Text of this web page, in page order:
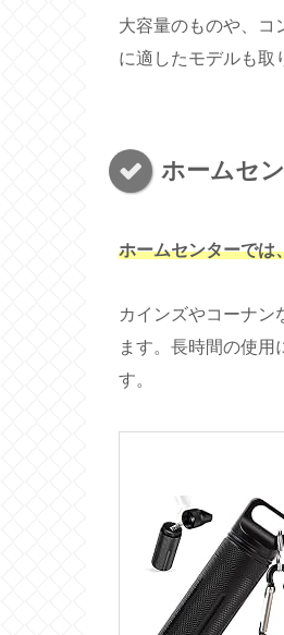
大容量のものや、コ
に適したモデルも取
ホームセ
ホームセンターでは
カインズやコーナン
ます。長時間の使
す。